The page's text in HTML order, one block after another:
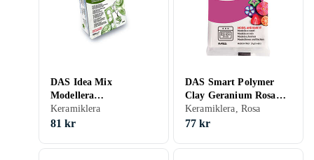
DAS Idea Mix
Modellera
Serpentingrön 100g
Keramiklera
81 kr
DAS Smart Polymer
Clay Geranium Rosa
57g
Keramiklera, Rosa
77 kr